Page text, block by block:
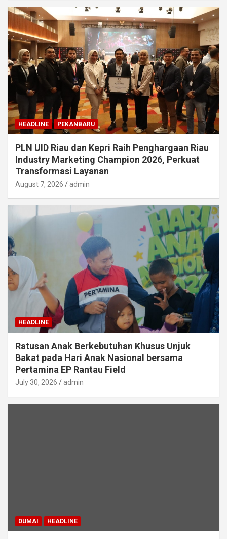
HEADLINE PEKANBARU
PLN UID Riau dan Kepri Raih Penghargaan Riau
Industry Marketing Champion 2026, Perkuat
Transformasi Layanan
August 7, 2026 admin
HEADLINE
Ratusan Anak Berkebutuhan Khusus Unjuk
Bakat pada Hari Anak Nasional bersama
Pertamina EP Rantau Field
July 30, 2026 admin
DUMAI HEADLINE